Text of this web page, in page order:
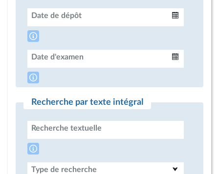
Date de dépôt
Date d'examen
Recherche par texte intégral
Recherche textuelle
Type de recherche